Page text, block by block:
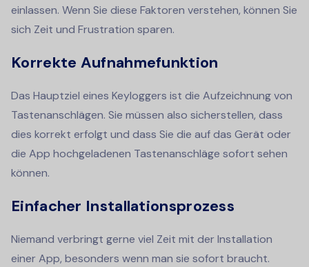
einlassen. Wenn Sie diese Faktoren verstehen, können Sie
sich Zeit und Frustration sparen.
Korrekte Aufnahmefunktion
Das Hauptziel eines Keyloggers ist die Aufzeichnung von
Tastenanschlägen. Sie müssen also sicherstellen, dass
dies korrekt erfolgt und dass Sie die auf das Gerät oder
die App hochgeladenen Tastenanschläge sofort sehen
können.
Einfacher Installationsprozess
Niemand verbringt gerne viel Zeit mit der Installation
einer App, besonders wenn man sie sofort braucht.